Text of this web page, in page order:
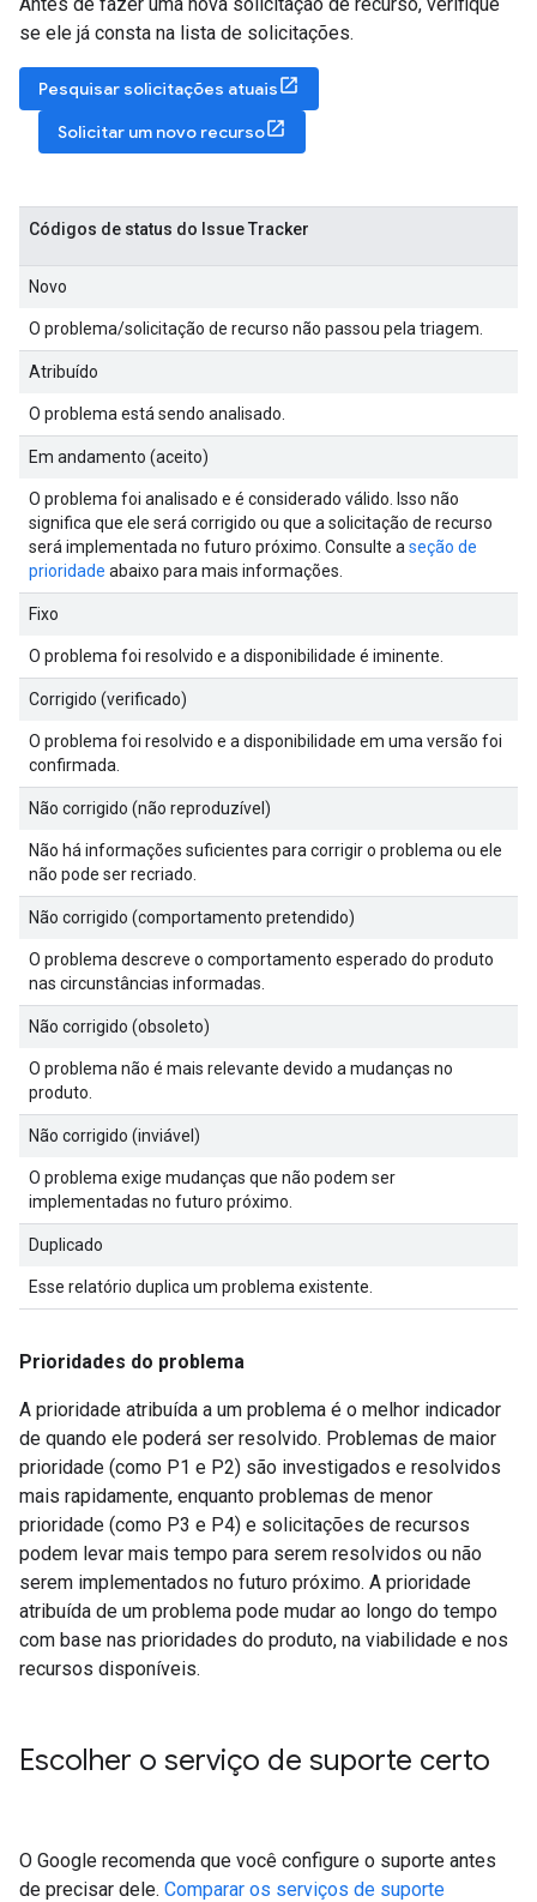
se ele já consta na lista de solicitações.
Pesquisar solicitações atuais
Solicitar um novo recurso
Códigos de status do Issue Tracker
Novo
O problema/solicitação de recurso não passou pela triagem.
Atribuído
O problema está sendo analisado.
Em andamento (aceito)
O problema foi analisado e é considerado válido. Isso não
significa que ele será corrigido ou que a solicitação de recurso
será implementada no futuro próximo. Consulte a seção de
prioridade abaixo para mais informações.
Fixo
O problema foi resolvido e a disponibilidade é iminente.
Corrigido (verificado)
O problema foi resolvido e a disponibilidade em uma versão foi
confirmada.
Não corrigido (não reproduzível)
Não há informações suficientes para corrigir o problema ou ele
não pode ser recriado.
Não corrigido (comportamento pretendido)
O problema descreve o comportamento esperado do produto
nas circunstâncias informadas.
Não corrigido (obsoleto)
O problema não é mais relevante devido a mudanças no
produto.
Não corrigido (inviável)
O problema exige mudanças que não podem ser
implementadas no futuro próximo.
Duplicado
Esse relatório duplica um problema existente.
Prioridades do problema
A prioridade atribuída a um problema é o melhor indicador
de quando ele poderá ser resolvido. Problemas de maior
prioridade (como P1 e P2) são investigados e resolvidos
mais rapidamente, enquanto problemas de menor
prioridade (como P3 e P4) e solicitações de recursos
podem levar mais tempo para serem resolvidos ou não
serem implementados no futuro próximo. A prioridade
atribuída de um problema pode mudar ao longo do tempo
com base nas prioridades do produto, na viabilidade e nos
recursos disponíveis.
Escolher o serviço de suporte certo
O Google recomenda que você configure o suporte antes
de precisar dele. Comparar os serviços de suporte